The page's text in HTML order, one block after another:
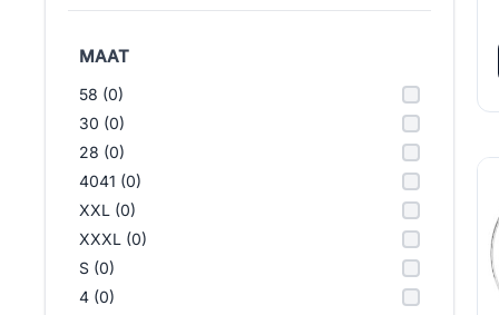
MAAT
58 (0)
30 (0)
28 (0)
4041 (0)
XXL (0)
XXXL (0)
S (0)
4 (0)